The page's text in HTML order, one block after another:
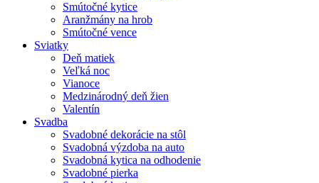
Smútočné kytice
Aranžmány na hrob
Smútočné vence
Sviatky
Deň matiek
Veľká noc
Vianoce
Medzinárodný deň žien
Valentín
Svadba
Svadobné dekorácie na stôl
Svadobná výzdoba na auto
Svadobná kytica na odhodenie
Svadobné pierka